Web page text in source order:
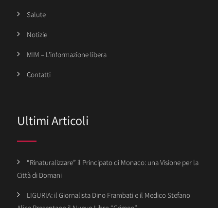
Salute
Notizie
MIM – L’informazione libera
Contatti
Ultimi Articoli
“Rinaturalizzare” il Principato di Monaco: una Visione per la
Città di Domani
LIGURIA: il Giornalista Dino Frambati e il Medico Stefano